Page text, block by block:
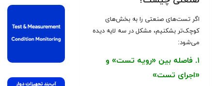
اگر تست‌های صنعتی را به بخش‌های
کوچک‌تر بشکنیم، مشکل در سه لایه دیده
می‌شود:
۱. فاصله بین «رویه تست» و
«اجرای تست»